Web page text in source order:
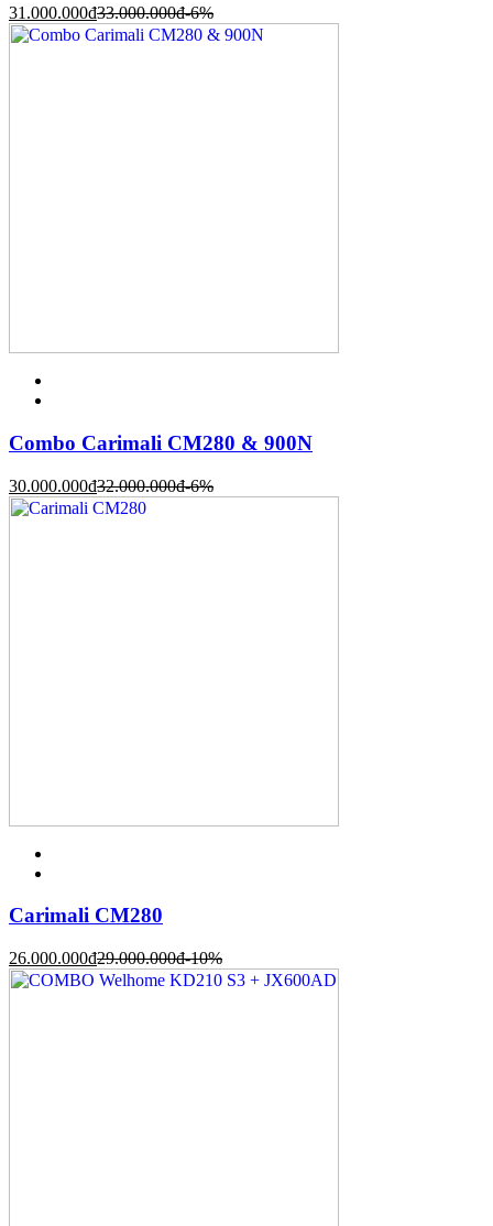
31.000.000đ33.000.000đ-6%
Combo Carimali CM280 & 900N
30.000.000đ32.000.000đ-6%
Carimali CM280
26.000.000đ29.000.000đ-10%